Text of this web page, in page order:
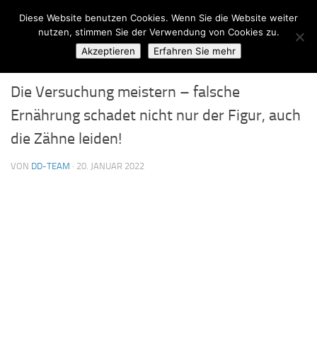
Zum Inhalt springen
Die Versuchung meistern – falsche
Ernährung schadet nicht nur der Figur, auch
die Zähne leiden!
VON DD-TEAM · 20. JANUAR 2022
Diese Website benutzen Cookies. Wenn Sie die Website weiter
nutzen, stimmen Sie der Verwendung von Cookies zu.
Akzeptieren
Erfahren Sie mehr